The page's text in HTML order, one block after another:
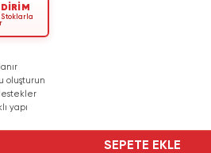
Stoklarla
oluşturun
yapı
SEPETE EKLE